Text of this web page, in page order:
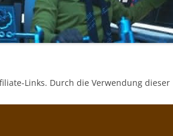
Links. Durch die Verwendung dieser